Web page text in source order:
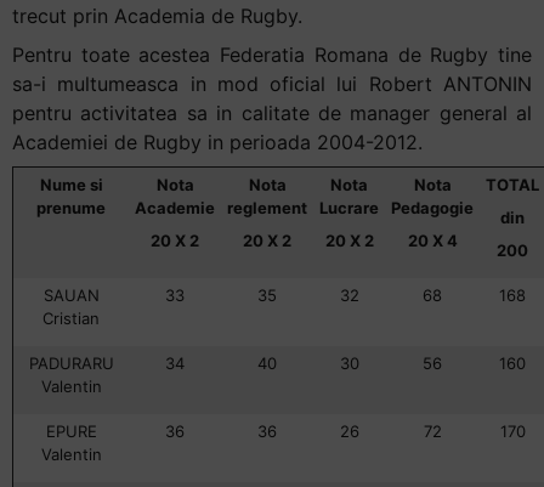
trecut prin Academia de Rugby.
Pentru toate acestea Federatia Romana de Rugby tine
sa-i multumeasca in mod oficial lui Robert ANTONIN
pentru activitatea sa in calitate de manager general al
Academiei de Rugby in perioada 2004-2012.
Nume si
prenume
Nota
Academie
20 X 2
Nota
reglement
20 X 2
Nota
Lucrare
20 X 2
Nota
Pedagogie
20 X 4
TOTAL
din
200
SAUAN
Cristian
33 35 32 68 168
PADURARU
Valentin
34 40 30 56 160
EPURE
Valentin
36 36 26 72 170